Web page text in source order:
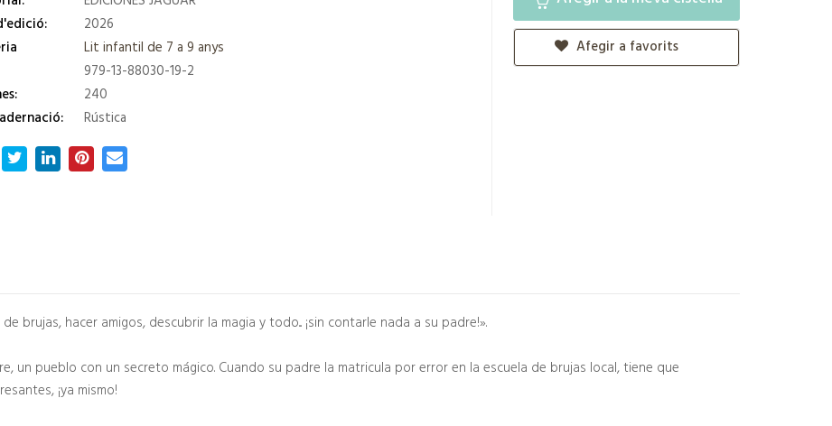
2026
Lit infantil de 7 a 9 anys
979-13-88030-19-2
240
Rústica
Afegir a favorits
brujas, hacer amigos, descubrir la magia y todo... ¡sin contarle nada a su padre!».
un pueblo con un secreto mágico. Cuando su padre la matricula por error en la escuela de brujas local, tiene que
¡ya mismo!